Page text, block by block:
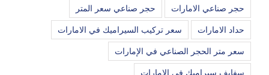
حجر صناعي الامارات حجر صناعي سعر المتر
حداد الامارات سعر تركيب السيراميك في الامارات
سعر متر الحجر الصناعي في الإمارات
سفايف سيراميك في الامارات